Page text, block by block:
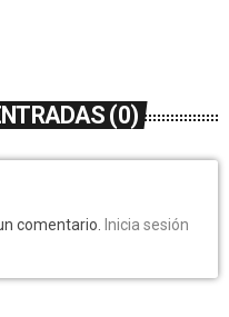
(0)
comentario.
Inicia sesión